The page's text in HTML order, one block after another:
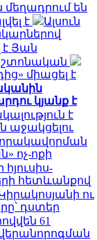
են
է
Ալսուն
է Յան
միացել է
կյանք է
է
աջակցելու
որակավորման
ոչ-ոքի
հետևանքով
ու
դստեր
61